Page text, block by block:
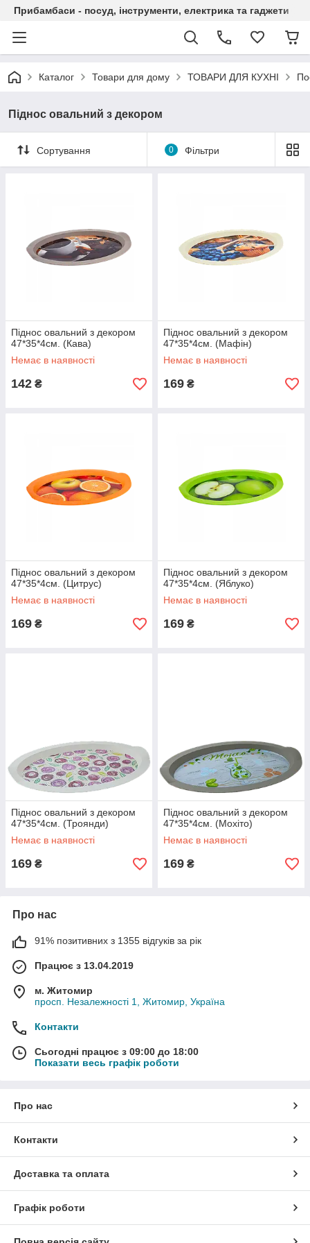
Прибамбаси - посуд, інструменти, електрика та гаджети
Каталог Товари для дому ТОВАРИ ДЛЯ КУХНІ
Піднос овальний з декором
Сортування 0 Фільтри
Піднос овальний з декором
47*35*4см. (Кава)
Немає в наявності
142 ₴
Піднос овальний з декором
47*35*4см. (Мафін)
Немає в наявності
169 ₴
Піднос овальний з декором
47*35*4см. (Цитрус)
Немає в наявності
169 ₴
Піднос овальний з декором
47*35*4см. (Яблуко)
Немає в наявності
169 ₴
Піднос овальний з декором
47*35*4см. (Троянди)
Немає в наявності
169 ₴
Піднос овальний з декором
47*35*4см. (Мохіто)
Немає в наявності
169 ₴
Про нас
91% позитивних з 1355 відгуків за рік
Працює з 13.04.2019
м. Житомир
просп. Незалежності 1, Житомир, Україна
Контакти
Сьогодні працює з 09:00 до 18:00
Показати весь графік роботи
Про нас
Контакти
Доставка та оплата
Графік роботи